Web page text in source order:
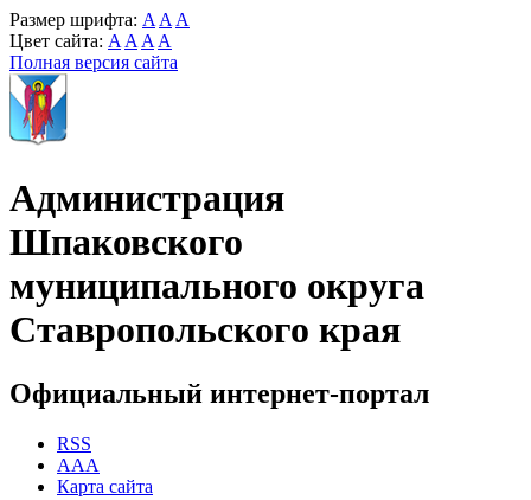
Размер шрифта: A A A
Цвет сайта: A A A A
Полная версия сайта
Администрация
Шпаковского
муниципального округа
Ставропольского края
Официальный интернет-портал
RSS
AAA
Карта сайта